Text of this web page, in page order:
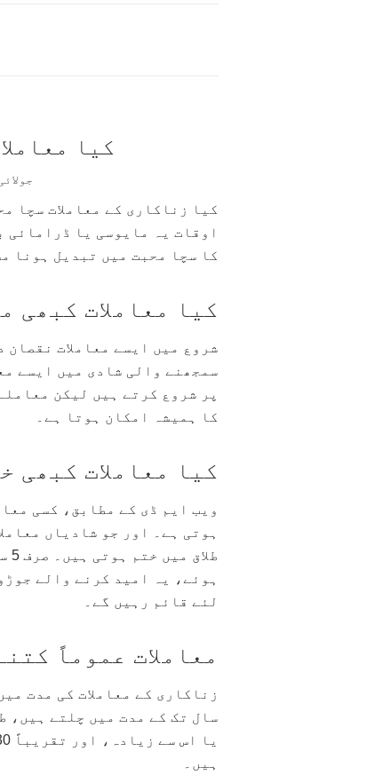
کیا
جولائی 3,
کیا زناکاری کے معاملات سچا
اوقات یہ مایوسی یا ڈرامائی
کا سچا محبت میں تبدیل ہونا
کیا معاملات کبھی
شروع میں ایسے معاملات
سمجھنے والی شادی میں ایسے
پر شروع کرتے ہیں لیکن
کا ہمیشہ امکان ہوتا ہے۔
کیا معاملات کبھی
ہوئے، یہ امید کرنے والے
لئے قائم رہیں گے۔
معاملات عموماً
ہیں۔